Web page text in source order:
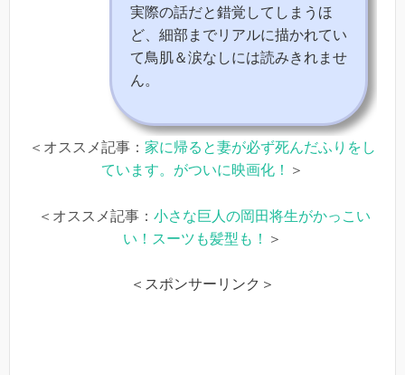
実際の話だと錯覚してしまうほ
ど、細部までリアルに描かれてい
て鳥肌＆涙なしには読みきれませ
ん。
＜オススメ記事： 家に帰ると妻が必ず死んだふりをし
ています。がついに映画化！
＞
＜オススメ記事： 小さな巨人の岡田将生がかっこい
い！スーツも髪型も！
＞
＜スポンサーリンク＞